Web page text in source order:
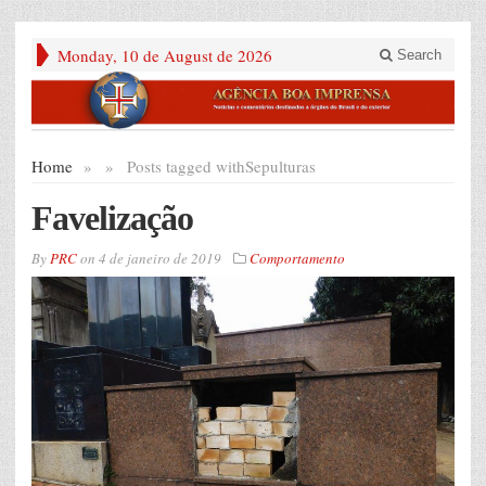
Monday, 10 de August de 2026 Search
Home » Posts tagged with
» Sepulturas
Favelização
ByPRCon 4 de janeiro de 2019 Comportamento